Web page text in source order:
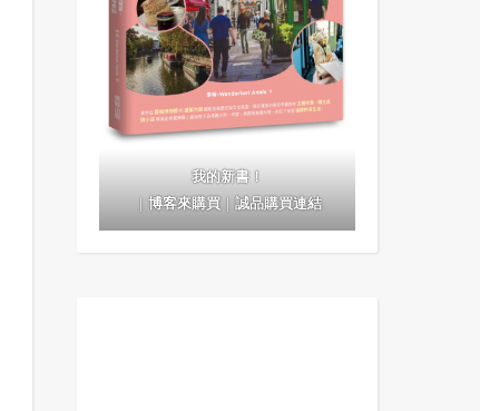
我的新書！
｜博客來購買｜誠品購買連結